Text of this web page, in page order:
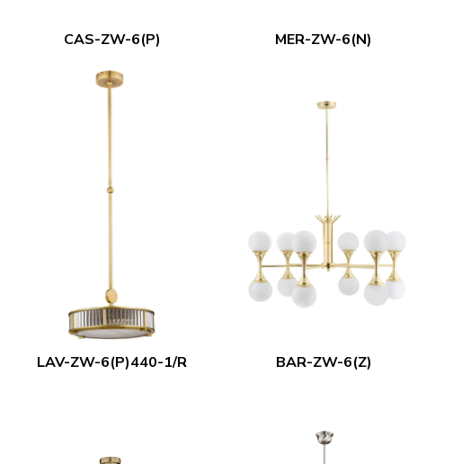
CAS-ZW-6(P) MER-ZW-6(N)
LAV-ZW-6(P)440-1/R BAR-ZW-6(Z)